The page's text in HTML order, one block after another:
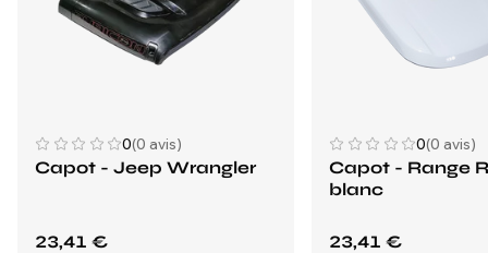
0(0 avis)
Capot - Jeep Wrangler
23,41 €
0(0 avis)
Capot - Range
blanc
23,41 €